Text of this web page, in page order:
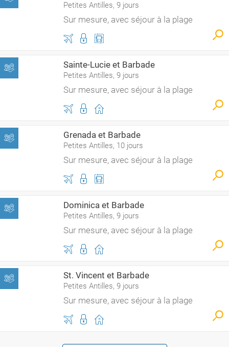
Petites Antilles, 9 jours
Sur mesure, avec séjour à la plage
Sainte-Lucie et Barbade
Petites Antilles, 9 jours
Sur mesure, avec séjour à la plage
Grenada et Barbade
Petites Antilles, 10 jours
Sur mesure, avec séjour à la plage
Dominica et Barbade
Petites Antilles, 9 jours
Sur mesure, avec séjour à la plage
St. Vincent et Barbade
Petites Antilles, 9 jours
Sur mesure, avec séjour à la plage